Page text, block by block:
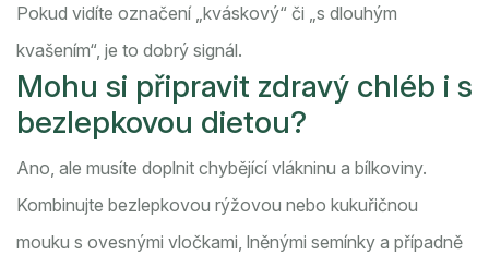
Pokud vidíte označení „kváskový“ či „s dlouhým
kvašením“, je to dobrý signál.
Mohu si připravit zdravý chléb i s
bezlepkovou dietou?
Ano, ale musíte doplnit chybějící vlákninu a bílkoviny.
Kombinujte bezlepkovou rýžovou nebo kukuřičnou
mouku s ovesnými vločkami, lněnými semínky a případně